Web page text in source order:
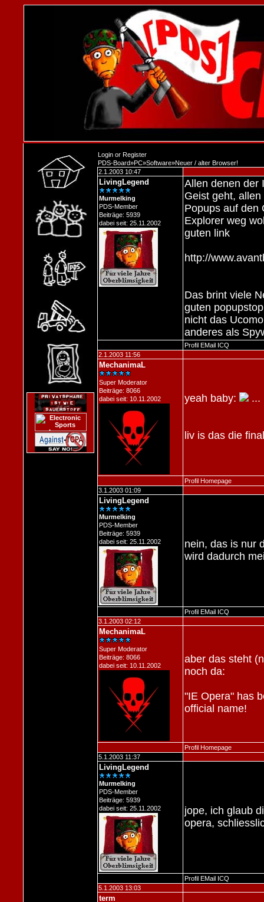
Login or Register
PDS-Board»PC»Software»Neuer / alter Browser!
2.1.2003 10:47
LivingLegend
Murmelking
PDS-Member
Beiträge: 5939
dabei seit: 25.11.2002
Allen denen der
Geist geht,
Popups auf den
Explorer weg
guten link
http://
Das brint viele
guten
nicht das
anderes als
Profil EMail ICQ
2.1.2003 11:56
MechanimaL
Super Moderator
Beiträge: 8066
dabei seit: 10.11.2002
yeah baby: ...
liv is das die
Profil Homepage
3.1.2003 01:09
LivingLegend
Murmelking
PDS-Member
Beiträge: 5939
dabei seit: 25.11.2002
nein, das is nur
wird dadurch
Profil EMail ICQ
3.1.2003 02:12
MechanimaL
Super Moderator
Beiträge: 8066
dabei seit: 10.11.2002
aber das steht
noch da:
"IE Opera" has
official name!
Profil Homepage
5.1.2003 11:37
LivingLegend
Murmelking
PDS-Member
Beiträge: 5939
dabei seit: 25.11.2002
jope, ich glaub
opera,
Profil EMail ICQ
5.1.2003 13:03
term